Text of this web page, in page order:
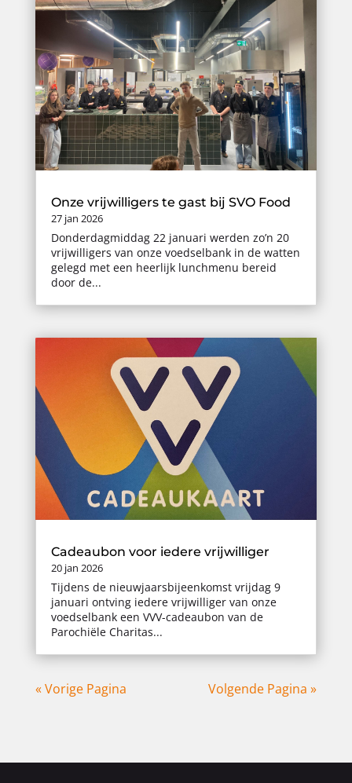
Onze vrijwilligers te gast bij SVO Food
27 jan 2026
Donderdagmiddag 22 januari werden zo’n 20
vrijwilligers van onze voedselbank in de watten
gelegd met een heerlijk lunchmenu bereid
door de...
Cadeaubon voor iedere vrijwilliger
20 jan 2026
Tijdens de nieuwjaarsbijeenkomst vrijdag 9
januari ontving iedere vrijwilliger van onze
voedselbank een VVV-cadeaubon van de
Parochiële Charitas...
« Vorige Pagina Volgende Pagina »